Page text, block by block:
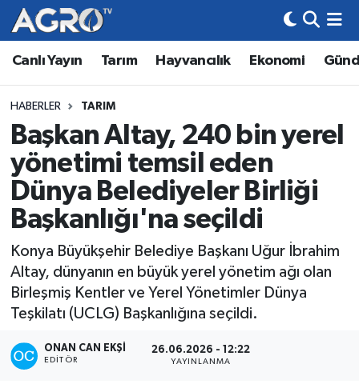
Canlı Yayın Tarım Hayvancılık Ekonomi
HABERLER TARIM
Başkan Altay, 240 bin yerel
yönetimi temsil eden
Dünya Belediyeler Birliği
Başkanlığı'na seçildi
Konya Büyükşehir Belediye Başkanı Uğur İbrahim
Altay, dünyanın en büyük yerel yönetim ağı olan
Birleşmiş Kentler ve Yerel Yönetimler Dünya
Teşkilatı (UCLG) Başkanlığına seçildi.
ONAN CAN EKŞI
EDITÖR
26.06.2026 - 12:22
YAYINLANMA
Hava Durumu
Trafik Durumu
Süper Lig Puan Durumu ve Fikstür
Tüm Manşetler
Son Dakika Haberleri
Haber Arşivi